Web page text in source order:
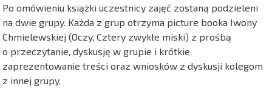
Po omówieniu książki uczestnicy zajęć zostaną podzieleni
na dwie grupy. Każda z grup otrzyma picture booka Iwony
Chmielewskiej (Oczy, Cztery zwykłe miski) z prośbą
o przeczytanie, dyskusję w grupie i krótkie
zaprezentowanie treści oraz wniosków z dyskusji kolegom
z innej grupy.